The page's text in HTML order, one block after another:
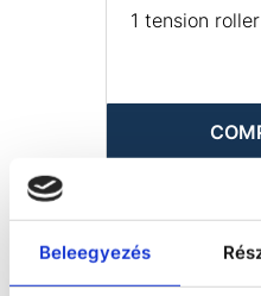
Beleegyezés
1 tension